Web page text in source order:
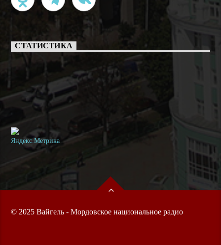
СТАТИСТИКА
© 2025 Вайгель - Мордовское национальное радио